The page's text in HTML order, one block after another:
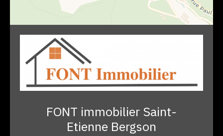
FONT immobilier Saint-
Etienne Bergson